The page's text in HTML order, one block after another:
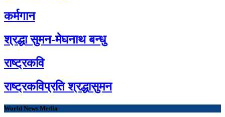
कर्मगान
श्रद्धा सुमन-मेघनाथ बन्धु
राष्ट्रकवि
राष्ट्रकविप्रति श्रद्धासुमन
World News Media